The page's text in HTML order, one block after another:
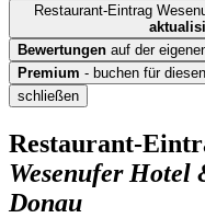
Restaurant-Eintrag
Bewertungen auf der
Premium - buchen für
schließen
Restaurant-
Wesenufer
Donau